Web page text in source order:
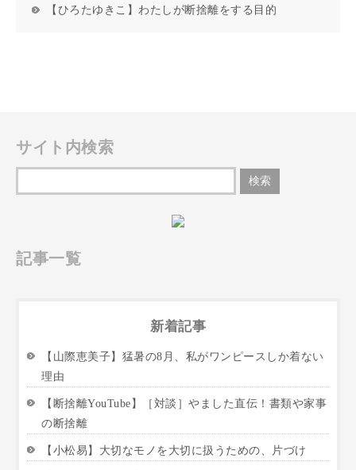
【ひろたゆきこ】わたしが断捨離をする目的
サイト内検索
記事一覧
新着記事
【山際恵美子】猛暑の8月、私がワンピースしか着ない
理由
【断捨離YouTube】［対談］やました直伝！書類や家事
の断捨離
【小松易】大切なモノを大切に扱うための、片づけ